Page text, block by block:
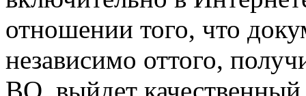
отношении того, что
независимо оттого,
ВО, выйдет качественный